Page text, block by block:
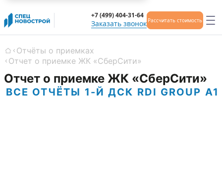
Заказать звонок
+7 (499) 404-31-64
Рассчитать стоимость
Главная
Отчёты о приемках
Отчет о приемке ЖК «СберСити»
Отчет о приемке ЖК «СберСити»
ВСЕ ОТЧЁТЫ 1-Й ДСК RDI GROUP